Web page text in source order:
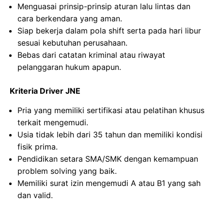
Menguasai prinsip-prinsip aturan lalu lintas dan
cara berkendara yang aman.
Siap bekerja dalam pola shift serta pada hari libur
sesuai kebutuhan perusahaan.
Bebas dari catatan kriminal atau riwayat
pelanggaran hukum apapun.
Kriteria Driver JNE
Pria yang memiliki sertifikasi atau pelatihan khusus
terkait mengemudi.
Usia tidak lebih dari 35 tahun dan memiliki kondisi
fisik prima.
Pendidikan setara SMA/SMK dengan kemampuan
problem solving yang baik.
Memiliki surat izin mengemudi A atau B1 yang sah
dan valid.